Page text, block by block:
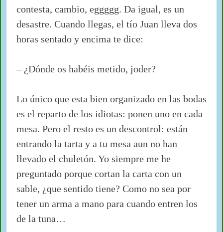
contesta, cambio, eggggg. Da igual, es un
desastre. Cuando llegas, el tío Juan lleva dos
horas sentado y encima te dice:
– ¿Dónde os habéis metido, joder?
Lo único que esta bien organizado en las bodas
es el reparto de los idiotas: ponen uno en cada
mesa. Pero el resto es un descontrol: están
entrando la tarta y a tu mesa aun no han
llevado el chuletón. Yo siempre me he
preguntado porque cortan la carta con un
sable, ¿que sentido tiene? Como no sea por
tener un arma a mano para cuando entren los
de la tuna…